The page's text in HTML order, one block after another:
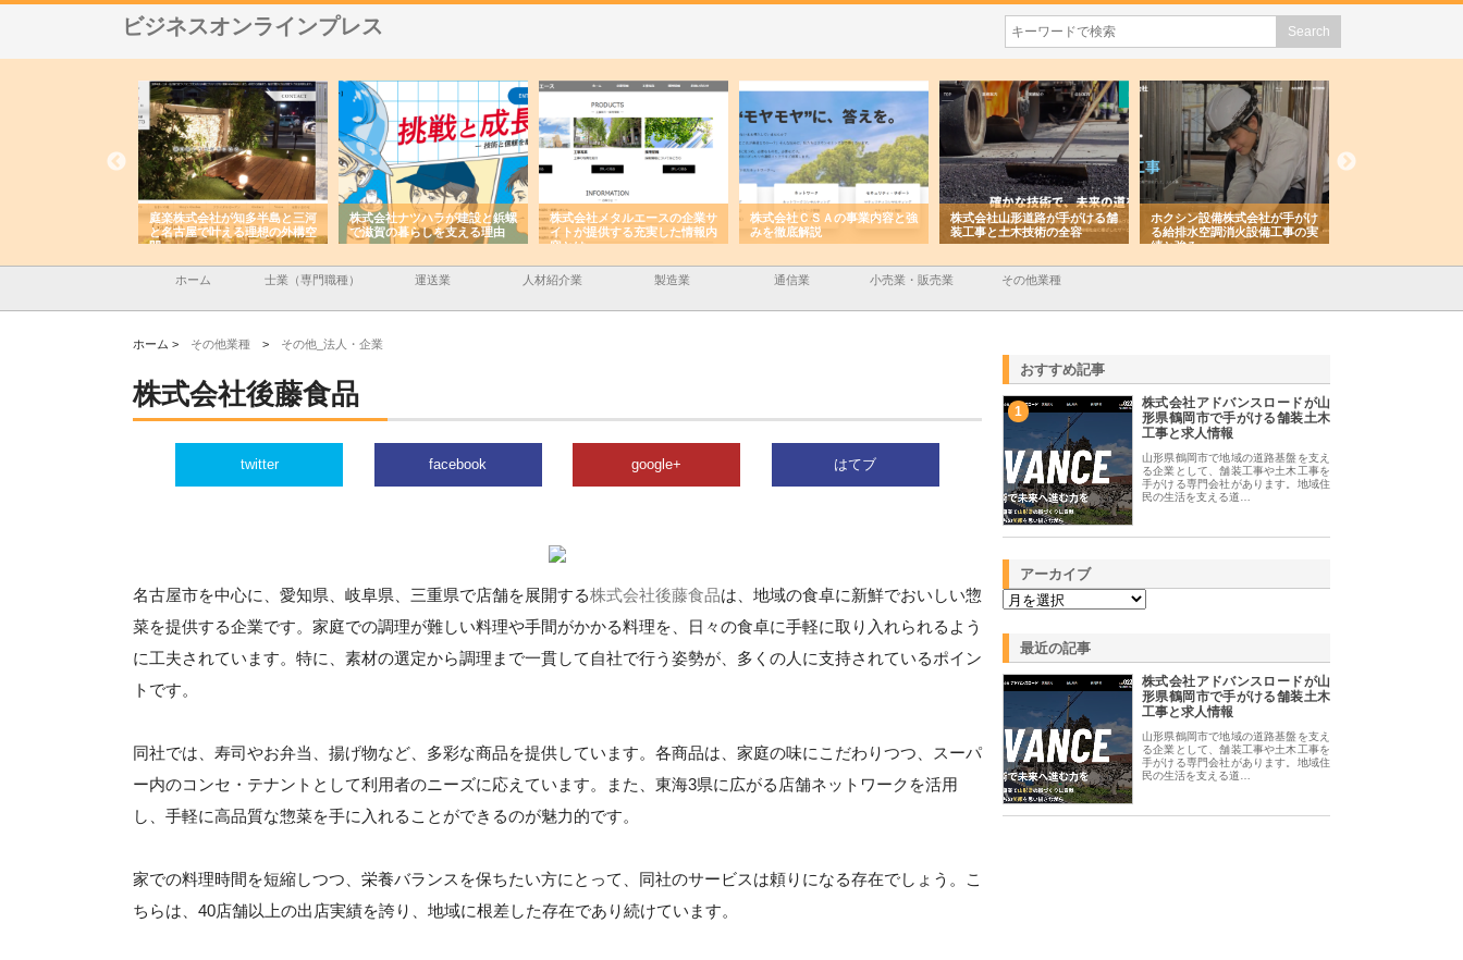
ビジネスオンラインプレス
庭楽株式会社が知多半島と三河
と名古屋で叶える理想の外構空
間
株式会社ナツハラが建設と鋲螺
で滋賀の暮らしを支える理由
株式会社メタルエースの企業サ
イトが提供する充実した情報内
容とは
株式会社ＣＳＡの事業内容と強
みを徹底解説
株式会社山形道路が手がける舗
装工事と土木技術の全容
ホクシン設備株式会社が手がけ
る給排水空調消火設備工事の実
績と強み
ホーム 士業（専門職種） 運送業 人材紹介業 製造業 通信業 小売業・販売業 その他業種
ホーム > その他業種 > その他_法人・企業
株式会社後藤食品
twitter facebook google+ はてブ
名古屋市を中心に、愛知県、岐阜県、三重県で店舗を展開する株式会社後藤食品は、地域の食卓に新鮮でおいしい惣
菜を提供する企業です。家庭での調理が難しい料理や手間がかかる料理を、日々の食卓に手軽に取り入れられるよう
に工夫されています。特に、素材の選定から調理まで一貫して自社で行う姿勢が、多くの人に支持されているポイン
トです。
同社では、寿司やお弁当、揚げ物など、多彩な商品を提供しています。各商品は、家庭の味にこだわりつつ、スーパ
ー内のコンセ・テナントとして利用者のニーズに応えています。また、東海3県に広がる店舗ネットワークを活用
し、手軽に高品質な惣菜を手に入れることができるのが魅力的です。
家での料理時間を短縮しつつ、栄養バランスを保ちたい方にとって、同社のサービスは頼りになる存在でしょう。こ
ちらは、40店舗以上の出店実績を誇り、地域に根差した存在であり続けています。
おすすめ記事
1
株式会社アドバンスロードが山
形県鶴岡市で手がける舗装土木
工事と求人情報
山形県鶴岡市で地域の道路基盤を支え
る企業として、舗装工事や土木工事を
手がける専門会社があります。地域住
民の生活を支える道…
アーカイブ
最近の記事
株式会社アドバンスロードが山
形県鶴岡市で手がける舗装土木
工事と求人情報
山形県鶴岡市で地域の道路基盤を支え
る企業として、舗装工事や土木工事を
手がける専門会社があります。地域住
民の生活を支える道…